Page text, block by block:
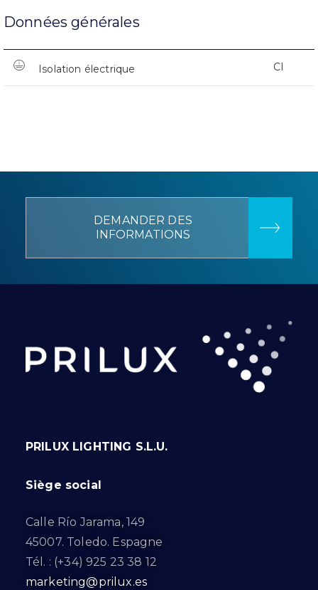
Données générales
Isolation électrique CI
DEMANDER DES
INFORMATIONS
PRILUX LIGHTING S.L.U.
Siège social
Calle Río Jarama, 149
45007. Toledo. Espagne
Tél. : (+34) 925 23 38 12
marketing@prilux.es